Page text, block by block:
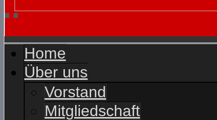
Home
Über uns
Vorstand
Mitgliedschaft